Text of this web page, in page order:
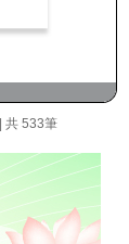
共 533筆